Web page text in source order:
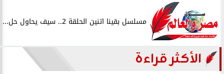
مسلسل بقينا اتنين الحلقة 2.. سيف يحاول حل...
الأكثر قراءة